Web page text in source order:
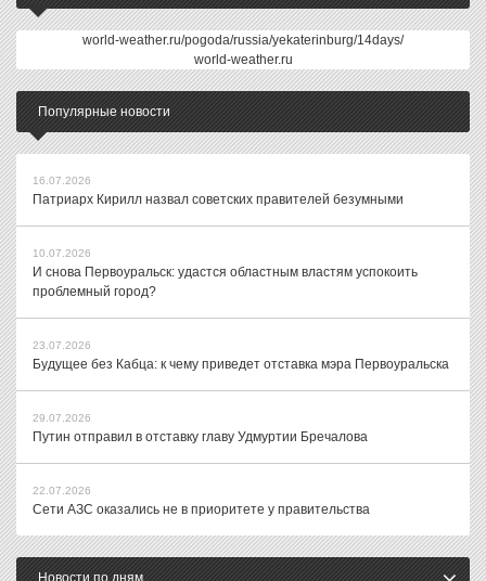
world-weather.ru/pogoda/russia/yekaterinburg/14days/
world-weather.ru
Популярные новости
16.07.2026
Патриарх Кирилл назвал советских правителей безумными
10.07.2026
И снова Первоуральск: удастся областным властям успокоить
проблемный город?
23.07.2026
Будущее без Кабца: к чему приведет отставка мэра Первоуральска
29.07.2026
Путин отправил в отставку главу Удмуртии Бречалова
22.07.2026
Сети АЗС оказались не в приоритете у правительства
Новости по дням